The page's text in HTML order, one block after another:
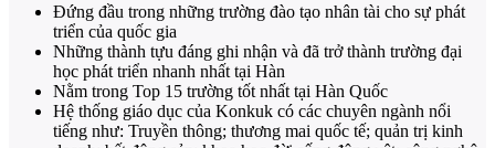
Đứng đầu trong những trường đào tạo nhân tài cho sự phát
triển của quốc gia
Những thành tựu đáng ghi nhận và đã trở thành trường đại
học phát triển nhanh nhất tại Hàn
Nằm trong Top 15 trường tốt nhất tại Hàn Quốc
Hệ thống giáo dục của Konkuk có các chuyên ngành nổi
tiếng như: Truyền thông; thương mai quốc tế; quản trị kinh